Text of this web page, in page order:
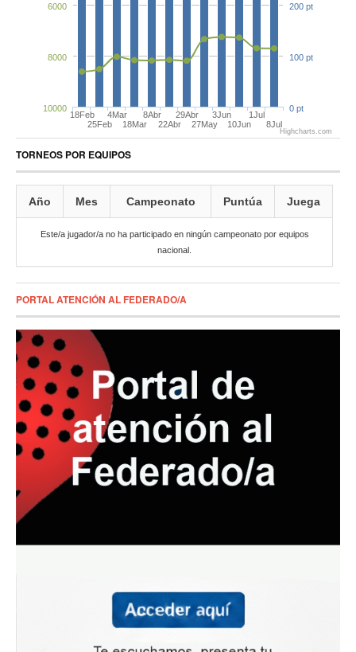
18Feb
25Feb
4Mar
18Mar
8Abr
22Abr
29Abr
27May
3Jun
10Jun
1Jul
8Jul
6000
8000
10000 0 pt
100 pt
200 pt
Highcharts.com
TORNEOS POR EQUIPOS
Año Mes Campeonato Puntúa Juega
Este/a jugador/a no ha participado en ningún campeonato por equipos
nacional.
PORTAL ATENCIÓN AL FEDERADO/A